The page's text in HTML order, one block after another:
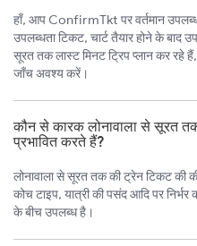
हाँ, आप ConfirmTkt पर वर्तमान
उपलब्धता टिकट, चार्ट तैयार होने के बाद
सूरत तक लास्ट मिनट ट्रिप प्लान कर रहे हैं,
जाँच अवश्य करें।
कौन से कारक लोनावाला से सूरत
प्रभावित करते हैं?
लोनावाला से सूरत तक की ट्रेन टिकट की
कोच टाइप, यात्री की पसंद आदि पर
के बीच उपलब्ध है।